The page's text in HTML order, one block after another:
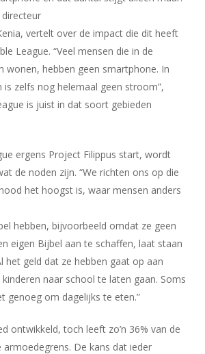
vertelt over de impact die dit heeft
League. “Veel mensen die in de
wonen, hebben geen smartphone. In
is zelfs nog helemaal geen stroom”,
is juist in dat soort gebieden
ergens Project Filippus start, wordt
de noden zijn. “We richten ons op die
het hoogst is, waar mensen anders
hebben, bijvoorbeeld omdat ze geen
eigen Bijbel aan te schaffen, laat staan
het geld dat ze hebben gaat op aan
naar school te laten gaan. Soms
genoeg om dagelijks te eten.”
ontwikkeld, toch leeft zo’n 36% van de
armoedegrens. De kans dat ieder